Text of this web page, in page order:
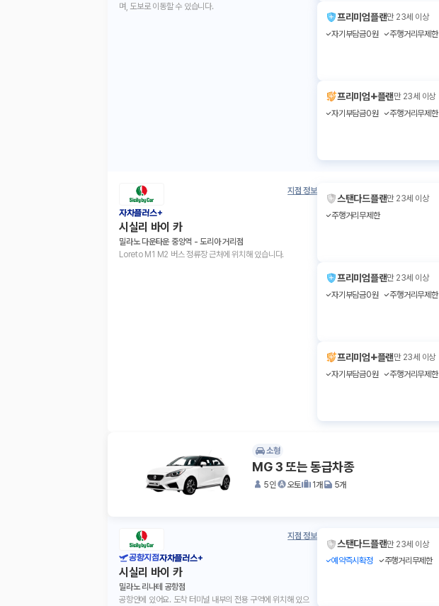
며, 도보로 이동할 수 있습니다.
프리미엄플랜만 23세 이상
자기부담금0원
주행거리무제한
프리미엄+플랜만 23세 이상
자기부담금0원
주행거리무제한
지점 정보
자차플러스+
시실리 바이 카
밀라노 다운타운 중앙역 - 도리아 거리점
Loreto M1 M2 버스 정류장 근처에 위치해 있습니다.
스탠다드플랜만 23세 이상
주행거리무제한
프리미엄플랜만 23세 이상
자기부담금0원
주행거리무제한
프리미엄+플랜만 23세 이상
자기부담금0원
주행거리무제한
소형
MG 3 또는 동급차종
5인 오토 1개
5개
지점 정보
공항지점자차플러스+
시실리 바이 카
밀라노 리나테 공항점
공항안에 있어요. 도착 터미널 내부의 전용 구역에 위치해 있으
스탠다드플랜만 23세 이상
예약즉시확정
주행거리무제한